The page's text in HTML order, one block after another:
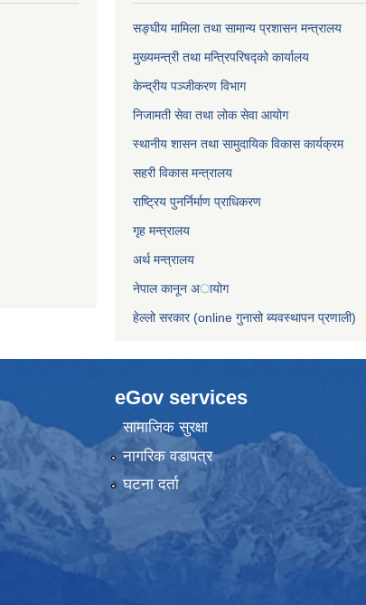
सङ्घीय मामिला तथा सामान्य प्रशासन मन्त्रालय
मुख्यमन्त्री तथा मन्त्रिपरिषद्को कार्यालय
केन्द्रीय पञ्जीकरण विभाग
निजामती सेवा तथा लोक सेवा आयोग
स्थानीय शासन तथा सामुदायिक विकास कार्यक्रम
सहरी विकास मन्त्रालय
राष्ट्रिय पुनर्निर्माण प्राधिकरण
गृह मन्त्रालय
अर्थ मन्त्रालय
नेपाल कानून अायोग
हेल्लो सरकार (online गुनासो ब्यवस्थापन प्रणाली)
eGov services
सामाजिक सुरक्षा
नागरिक वडापत्र
घटना दर्ता